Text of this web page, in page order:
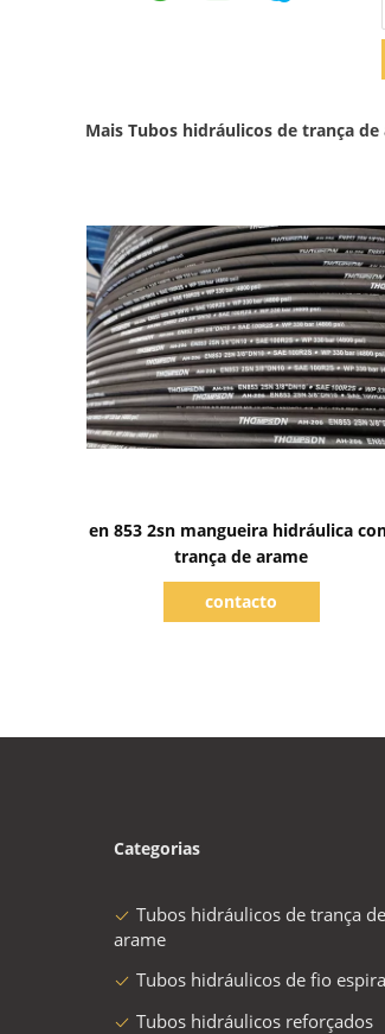
Mais Tubos hidráulicos de trança de
en 853 2sn mangueira hidráulica
trança de arame
contacto
Categorias
Tubos hidráulicos de trança de
arame
Tubos hidráulicos de fio
Tubos hidráulicos reforçados